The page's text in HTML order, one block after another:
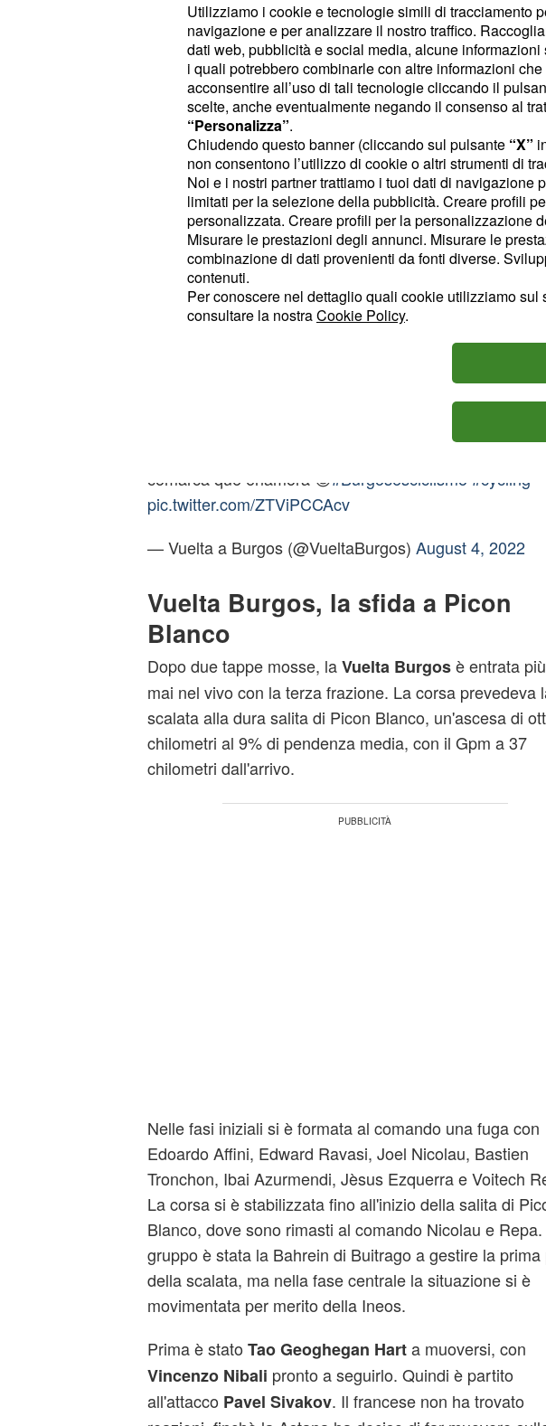
Il corridore della Ineos è stato però pago del risultato
acquisito in funzione della classifica generale, in cui ha
strappato la maglia di leader a Santiago Buitrago.
3ª etapa |#VueltaBurgos
🏁 Último km llegando a#Villarcayo
@AG2RCITROENTEAM
comarca que enamora 😍#Burgosesciclismo #cycling
pic.twitter.com/ZTViPCCAcv
— Vuelta a Burgos (@VueltaBurgos) August 4, 2022
Vuelta Burgos, la sfida a Picon
Blanco
Dopo due tappe mosse, laVuelta Burgosè entrata
mai nel vivo con la terza frazione. La corsa prevedeva
scalata alla dura salita di Picon Blanco, un'ascesa di
chilometri al 9% di pendenza media, con il Gpm a 37
chilometri dall'arrivo.
Nelle fasi iniziali si è formata al comando una fuga con
Edoardo Affini, Edward Ravasi, Joel Nicolau, Bastien
Tronchon, Ibai Azurmendi, Jèsus Ezquerra e Voitech
La corsa si è stabilizzata fino all'inizio della salita di
Blanco, dove sono rimasti al comando Nicolau e Repa.
gruppo è stata la Bahrein di Buitrago a gestire la prima
della scalata, ma nella fase centrale la situazione si è
movimentata per merito della Ineos.
Prima è stato Tao Geoghegan Harta muoversi, con
Vincenzo Nibali pronto a seguirlo. Quindi è partito
all'attacco Pavel Sivakov. Il francese non ha trovato
Utilizziamo i cookie e tecnologie simili di tracciamento
navigazione e per analizzare il nostro traffico.
dati web, pubblicità e social media, alcune
i quali potrebbero combinarle con altre informazioni
acconsentire all’uso di tali tecnologie cliccando il
scelte, anche eventualmente negando il consenso al
“Personalizza”.
Chiudendo questo banner (cliccando sul pulsante “X”
non consentono l’utilizzo di cookie o altri strumenti di
Noi e i nostri partner trattiamo i tuoi dati di
limitati per la selezione della pubblicità. Creare profili
personalizzata. Creare profili per la personalizzazione
Misurare le prestazioni degli annunci. Misurare le
combinazione di dati provenienti da fonti diverse.
contenuti.
Per conoscere nel dettaglio quali cookie utilizziamo
consultare la nostraCookie Policy.